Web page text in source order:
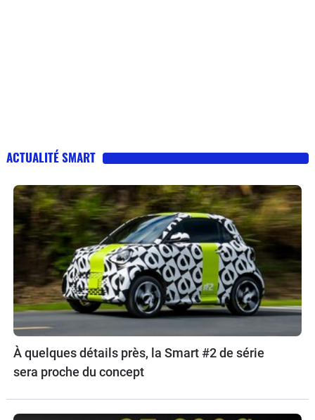
ACTUALITÉ SMART
À quelques détails près, la Smart #2 de série
sera proche du concept